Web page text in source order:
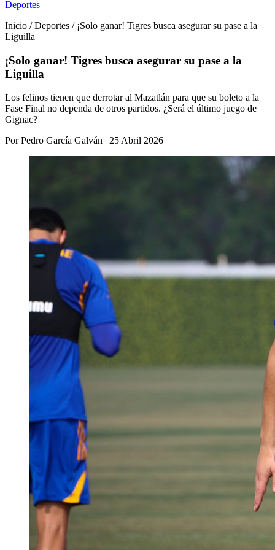
Deportes
Inicio / Deportes / ¡Solo ganar! Tigres busca asegurar su pase a la
Liguilla
¡Solo ganar! Tigres busca asegurar su pase a la
Liguilla
Los felinos tienen que derrotar al Mazatlán para que su boleto a la
Fase Final no dependa de otros partidos. ¿Será el último juego de
Gignac?
Por Pedro García Galván | 25 Abril 2026